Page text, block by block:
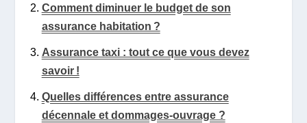
Comment diminuer le budget de son
assurance habitation ?
Assurance taxi : tout ce que vous devez
savoir !
Quelles différences entre assurance
décennale et dommages-ouvrage ?